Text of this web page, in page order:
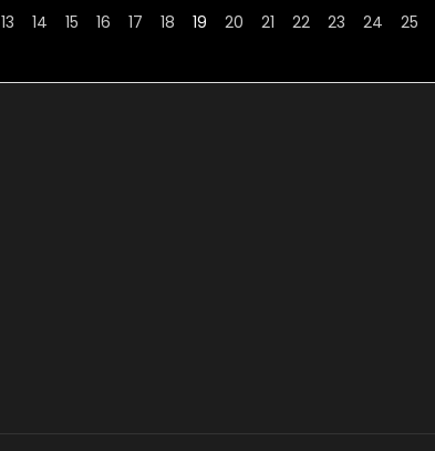
13 14 15 16 17 18 19 20 21 22 23 24 25